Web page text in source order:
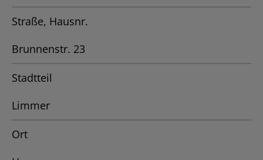
Straße, Hausnr.
Brunnenstr. 23
Stadtteil
Limmer
Ort